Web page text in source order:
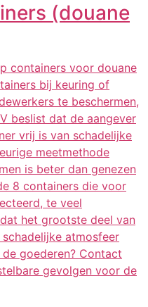
(douane
containers voor douane
bij keuring of
te beschermen,
beslist dat de aangever
vrij is van schadelijke
meetmethode
is beter dan genezen
8 containers die voor
te veel
het grootste deel van
atmosfeer
goederen? Contact
gevolgen voor de